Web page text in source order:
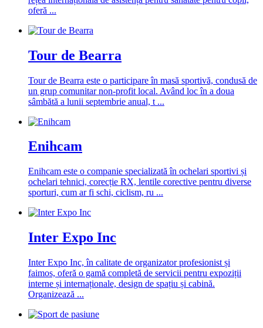
oferă ...
Tour de Bearra
Tour de Bearra este o participare în masă sportivă, condusă de
un grup comunitar non-profit local. Având loc în a doua
sâmbătă a lunii septembrie anual, t ...
Enihcam
Enihcam este o companie specializată în ochelari sportivi și
ochelari tehnici, corecție RX, lentile corective pentru diverse
sporturi, cum ar fi schi, ciclism, ru ...
Inter Expo Inc
Inter Expo Inc, în calitate de organizator profesionist și
faimos, oferă o gamă completă de servicii pentru expoziții
interne și internaționale, design de spațiu și cabină.
Organizează ...